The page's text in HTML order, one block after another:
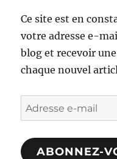
Ce site est en
votre adresse e-
blog et recevoir
chaque nouvel
Adresse
e-
mail
ABONNEZ-